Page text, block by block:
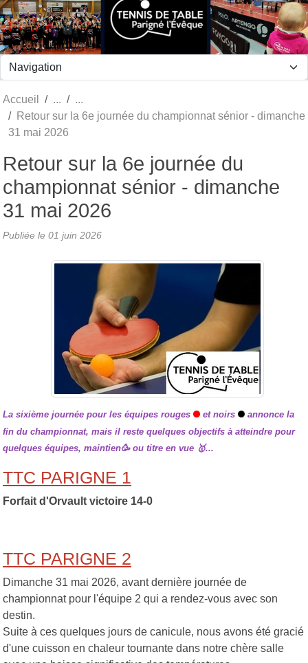
Accueil
Retour sur la 6e journée du championnat sénior - dimanche
31 mai 2026
Retour sur la 6e journée du
championnat sénior - dimanche
31 mai 2026
Publiée le 01 juin 2026
La sixième journée pour les équipes rouges et noirs
annonce la
fin du championnat, mais il reste quelques objectifs à atteindre pour
quelques équipes, maintien🥳 ou titre en vue 🥇​...
TTC PARIGNE 1
Forfait d'Orvault victoire 14-0
TTC PARIGNE 2
Dimanche 31 mai 2026, avant dernière journée de
championnat pour l'équipe 2 qui a rendez-vous avec son
destin.
Suite à ces quelques jours de canicule, nous avons été gracié
d'une cuisson en chaleur tournante dans notre chère salle
Panneau de gestion des cookies